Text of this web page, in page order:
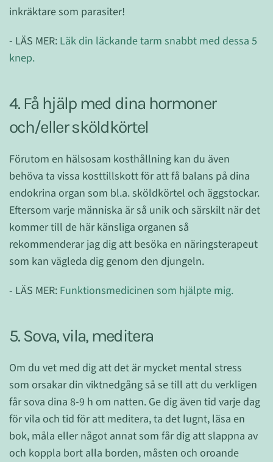
inkräktare som parasiter!
- LÄS MER: Läk din läckande tarm snabbt med dessa 5
knep.
4. Få hjälp med dina hormoner
och/eller sköldkörtel
Förutom en hälsosam kosthållning kan du även
behöva ta vissa kosttillskott för att få balans på dina
endokrina organ som bl.a. sköldkörtel och äggstockar.
Eftersom varje människa är så unik och särskilt när det
kommer till de här känsliga organen så
rekommenderar jag dig att besöka en näringsterapeut
som kan vägleda dig genom den djungeln.
- LÄS MER: Funktionsmedicinen som hjälpte mig.
5. Sova, vila, meditera
Om du vet med dig att det är mycket mental stress
som orsakar din viktnedgång så se till att du verkligen
får sova dina 8-9 h om natten. Ge dig även tid varje dag
för vila och tid för att meditera, ta det lugnt, läsa en
bok, måla eller något annat som får dig att slappna av
och koppla bort alla borden, måsten och oroande